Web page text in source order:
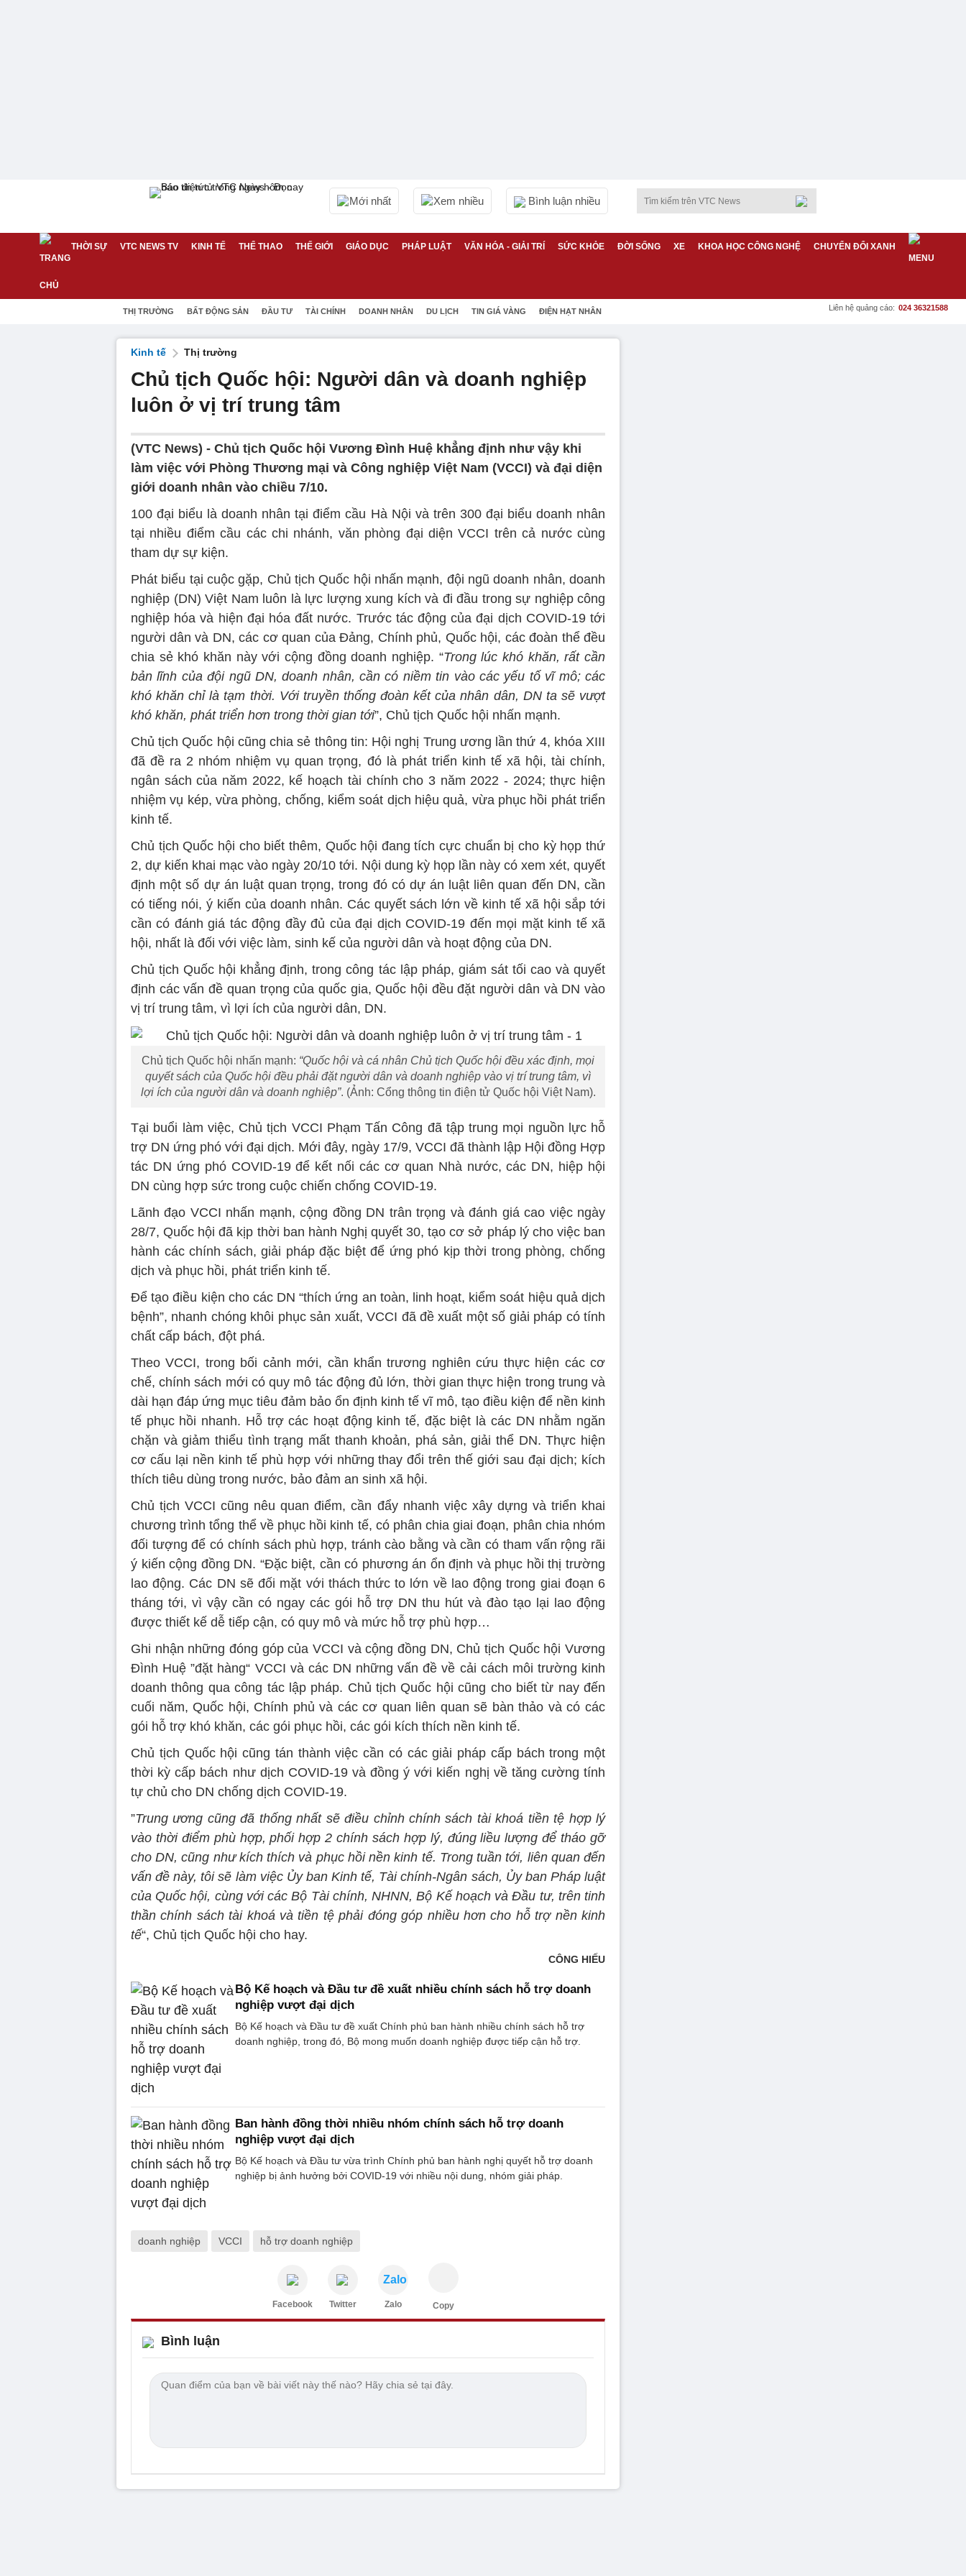
Mới nhất Xem nhiều Bình luận nhiều
THỜI SỰ VTC NEWS TV KINH TẾ THỂ THAO THẾ GIỚI GIÁO DỤC PHÁP LUẬT VĂN HÓA - GIẢI TRÍ SỨC KHỎE ĐỜI SỐNG XE KHOA HỌC CÔNG NGHỆ CHUYỂN ĐỔI XANH
THỊ TRƯỜNG BẤT ĐỘNG SẢN ĐẦU TƯ TÀI CHÍNH DOANH NHÂN DU LỊCH TIN GIÁ VÀNG ĐIỆN HẠT NHÂN Liên hệ quảng cáo: 024 36321588
Kinh tế Thị trường
Chủ tịch Quốc hội: Người dân và doanh nghiệp
luôn ở vị trí trung tâm
(VTC News) - Chủ tịch Quốc hội Vương Đình Huệ khẳng định như vậy khi
làm việc với Phòng Thương mại và Công nghiệp Việt Nam (VCCI) và đại diện
giới doanh nhân vào chiều 7/10.
100 đại biểu là doanh nhân tại điểm cầu Hà Nội và trên 300 đại biểu doanh nhân
tại nhiều điểm cầu các chi nhánh, văn phòng đại diện VCCI trên cả nước cùng
tham dự sự kiện.
Phát biểu tại cuộc gặp, Chủ tịch Quốc hội nhấn mạnh, đội ngũ doanh nhân, doanh
nghiệp (DN) Việt Nam luôn là lực lượng xung kích và đi đầu trong sự nghiệp công
nghiệp hóa và hiện đại hóa đất nước. Trước tác động của đại dịch COVID-19 tới
người dân và DN, các cơ quan của Đảng, Chính phủ, Quốc hội, các đoàn thể đều
chia sẻ khó khăn này với cộng đồng doanh nghiệp. “Trong lúc khó khăn, rất cần
bản lĩnh của đội ngũ DN, doanh nhân, cần có niềm tin vào các yếu tố vĩ mô; các
khó khăn chỉ là tạm thời. Với truyền thống đoàn kết của nhân dân, DN ta sẽ vượt
khó khăn, phát triển hơn trong thời gian tới”, Chủ tịch Quốc hội nhấn mạnh.
Chủ tịch Quốc hội cũng chia sẻ thông tin: Hội nghị Trung ương lần thứ 4, khóa XIII
đã đề ra 2 nhóm nhiệm vụ quan trọng, đó là phát triển kinh tế xã hội, tài chính,
ngân sách của năm 2022, kế hoạch tài chính cho 3 năm 2022 - 2024; thực hiện
nhiệm vụ kép, vừa phòng, chống, kiểm soát dịch hiệu quả, vừa phục hồi phát triển
kinh tế.
Chủ tịch Quốc hội cho biết thêm, Quốc hội đang tích cực chuẩn bị cho kỳ họp thứ
2, dự kiến khai mạc vào ngày 20/10 tới. Nội dung kỳ họp lần này có xem xét, quyết
định một số dự án luật quan trọng, trong đó có dự án luật liên quan đến DN, cần
có tiếng nói, ý kiến của doanh nhân. Các quyết sách lớn về kinh tế xã hội sắp tới
cần có đánh giá tác động đầy đủ của đại dịch COVID-19 đến mọi mặt kinh tế xã
hội, nhất là đối với việc làm, sinh kế của người dân và hoạt động của DN.
Chủ tịch Quốc hội khẳng định, trong công tác lập pháp, giám sát tối cao và quyết
định các vấn đề quan trọng của quốc gia, Quốc hội đều đặt người dân và DN vào
vị trí trung tâm, vì lợi ích của người dân, DN.
Chủ tịch Quốc hội nhấn mạnh: “Quốc hội và cá nhân Chủ tịch Quốc hội đều xác định, mọi
quyết sách của Quốc hội đều phải đặt người dân và doanh nghiệp vào vị trí trung tâm, vì
lợi ích của người dân và doanh nghiệp”. (Ảnh: Cổng thông tin điện tử Quốc hội Việt Nam).
Tại buổi làm việc, Chủ tịch VCCI Phạm Tấn Công đã tập trung mọi nguồn lực hỗ
trợ DN ứng phó với đại dịch. Mới đây, ngày 17/9, VCCI đã thành lập Hội đồng Hợp
tác DN ứng phó COVID-19 để kết nối các cơ quan Nhà nước, các DN, hiệp hội
DN cùng hợp sức trong cuộc chiến chống COVID-19.
Lãnh đạo VCCI nhấn mạnh, cộng đồng DN trân trọng và đánh giá cao việc ngày
28/7, Quốc hội đã kịp thời ban hành Nghị quyết 30, tạo cơ sở pháp lý cho việc ban
hành các chính sách, giải pháp đặc biệt để ứng phó kịp thời trong phòng, chống
dịch và phục hồi, phát triển kinh tế.
Để tạo điều kiện cho các DN “thích ứng an toàn, linh hoạt, kiểm soát hiệu quả dịch
bệnh”, nhanh chóng khôi phục sản xuất, VCCI đã đề xuất một số giải pháp có tính
chất cấp bách, đột phá.
Theo VCCI, trong bối cảnh mới, cần khẩn trương nghiên cứu thực hiện các cơ
chế, chính sách mới có quy mô tác động đủ lớn, thời gian thực hiện trong trung và
dài hạn đáp ứng mục tiêu đảm bảo ổn định kinh tế vĩ mô, tạo điều kiện để nền kinh
tế phục hồi nhanh. Hỗ trợ các hoạt động kinh tế, đặc biệt là các DN nhằm ngăn
chặn và giảm thiểu tình trạng mất thanh khoản, phá sản, giải thể DN. Thực hiện
cơ cấu lại nền kinh tế phù hợp với những thay đổi trên thế giới sau đại dịch; kích
thích tiêu dùng trong nước, bảo đảm an sinh xã hội.
Chủ tịch VCCI cũng nêu quan điểm, cần đẩy nhanh việc xây dựng và triển khai
chương trình tổng thể về phục hồi kinh tế, có phân chia giai đoạn, phân chia nhóm
đối tượng để có chính sách phù hợp, tránh cào bằng và cần có tham vấn rộng rãi
ý kiến cộng đồng DN. “Đặc biệt, cần có phương án ổn định và phục hồi thị trường
lao động. Các DN sẽ đối mặt với thách thức to lớn về lao động trong giai đoạn 6
tháng tới, vì vậy cần có ngay các gói hỗ trợ DN thu hút và đào tạo lại lao động
được thiết kế dễ tiếp cận, có quy mô và mức hỗ trợ phù hợp…
Ghi nhận những đóng góp của VCCI và cộng đồng DN, Chủ tịch Quốc hội Vương
Đình Huệ ”đặt hàng“ VCCI và các DN những vấn đề về cải cách môi trường kinh
doanh thông qua công tác lập pháp. Chủ tịch Quốc hội cũng cho biết từ nay đến
cuối năm, Quốc hội, Chính phủ và các cơ quan liên quan sẽ bàn thảo và có các
gói hỗ trợ khó khăn, các gói phục hồi, các gói kích thích nền kinh tế.
Chủ tịch Quốc hội cũng tán thành việc cần có các giải pháp cấp bách trong một
thời kỳ cấp bách như dịch COVID-19 và đồng ý với kiến nghị về tăng cường tính
tự chủ cho DN chống dịch COVID-19.
”Trung ương cũng đã thống nhất sẽ điều chỉnh chính sách tài khoá tiền tệ hợp lý
vào thời điểm phù hợp, phối hợp 2 chính sách hợp lý, đúng liều lượng để tháo gỡ
cho DN, cũng như kích thích và phục hồi nền kinh tế. Trong tuần tới, liên quan đến
vấn đề này, tôi sẽ làm việc Ủy ban Kinh tế, Tài chính-Ngân sách, Ủy ban Pháp luật
của Quốc hội, cùng với các Bộ Tài chính, NHNN, Bộ Kế hoạch và Đầu tư, trên tinh
thần chính sách tài khoá và tiền tệ phải đóng góp nhiều hơn cho hỗ trợ nền kinh
tế“, Chủ tịch Quốc hội cho hay.
CÔNG HIẾU
Bộ Kế hoạch và Đầu tư đề xuất nhiều chính sách hỗ trợ doanh
nghiệp vượt đại dịch
Bộ Kế hoạch và Đầu tư đề xuất Chính phủ ban hành nhiều chính sách hỗ trợ
doanh nghiệp, trong đó, Bộ mong muốn doanh nghiệp được tiếp cận hỗ trợ.
Ban hành đồng thời nhiều nhóm chính sách hỗ trợ doanh
nghiệp vượt đại dịch
Bộ Kế hoạch và Đầu tư vừa trình Chính phủ ban hành nghị quyết hỗ trợ doanh
nghiệp bị ảnh hưởng bởi COVID-19 với nhiều nội dung, nhóm giải pháp.
doanh nghiệp VCCI hỗ trợ doanh nghiệp
Facebook Twitter
Zalo
Zalo Copy
Bình luận